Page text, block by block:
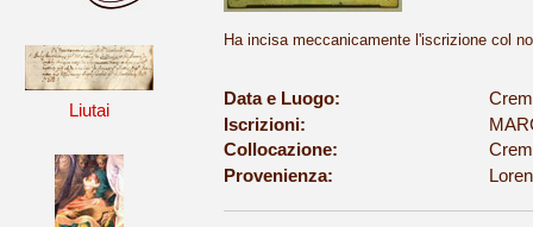
Liutai
Ha incisa meccanicamente l'iscrizione col
Data e Luogo:
Iscrizioni:
Collocazione:
Provenienza: